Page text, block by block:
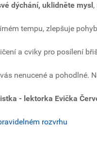
dýchání, uklidněte mysl
tempu, zlepšuje
a cviky pro posílení
nenucené a pohodlné.
- lektorka Evička
rozvrhu